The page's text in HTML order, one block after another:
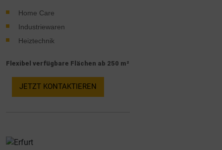
Home Care
Industriewaren
Heiztechnik
Flexibel verfügbare Flächen ab 250 m²
JETZT KONTAKTIEREN